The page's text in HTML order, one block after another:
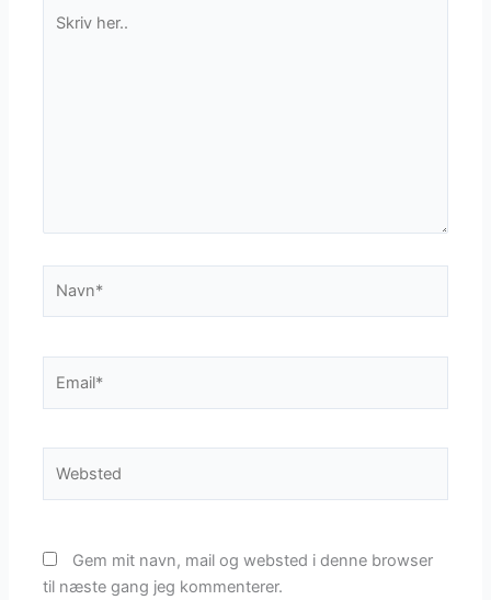
her..
Gem mit navn, mail og websted i denne browser
til næste gang jeg kommenterer.